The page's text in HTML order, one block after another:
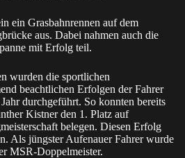
ein Grasbahnrennen auf dem
aus. Dabei nahmen auch die
mit Erfolg teil.
wurden die sportlichen
beachtlichen Erfolgen der Fahrer
durchgeführt. So konnten bereits
Kistner den 1. Platz auf
belegen. Diesen Erfolg
Als jüngster Aufenauer Fahrer wurde
MSR-Doppelmeister.